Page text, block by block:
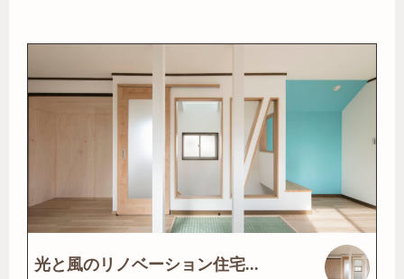
光と風のリノベーション住宅...